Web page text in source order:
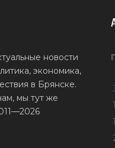
новости
экономика,
в Брянске.
мы тут же